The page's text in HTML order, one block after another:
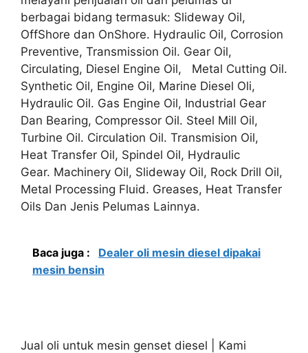
berbagai bidang termasuk: Slideway Oil,
OffShore dan OnShore. Hydraulic Oil, Corrosion
Preventive, Transmission Oil. Gear Oil,
Circulating, Diesel Engine Oil, Metal Cutting Oil.
Synthetic Oil, Engine Oil, Marine Diesel Oli,
Hydraulic Oil. Gas Engine Oil, Industrial Gear
Dan Bearing, Compressor Oil. Steel Mill Oil,
Turbine Oil. Circulation Oil. Transmision Oil,
Heat Transfer Oil, Spindel Oil, Hydraulic
Gear. Machinery Oil, Slideway Oil, Rock Drill Oil,
Metal Processing Fluid. Greases, Heat Transfer
Oils Dan Jenis Pelumas Lainnya.
Baca juga :
Dealer oli mesin diesel dipakai
mesin bensin
Jual oli untuk mesin genset diesel | Kami